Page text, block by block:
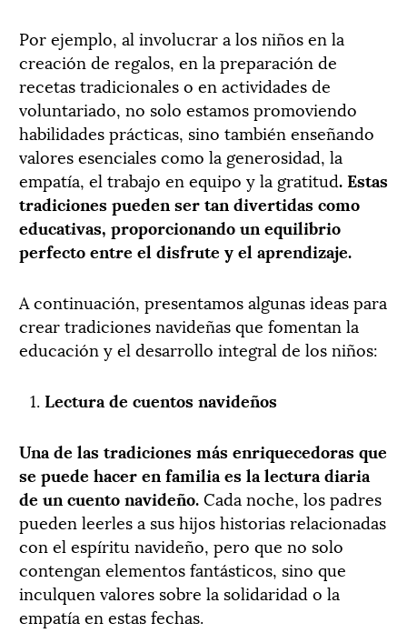
Por ejemplo, al involucrar a los niños en la
creación de regalos, en la preparación de
recetas tradicionales o en actividades de
voluntariado, no solo estamos promoviendo
habilidades prácticas, sino también enseñando
valores esenciales como la generosidad, la
empatía, el trabajo en equipo y la gratitud. Estas
tradiciones pueden ser tan divertidas como
educativas, proporcionando un equilibrio
perfecto entre el disfrute y el aprendizaje.
A continuación, presentamos algunas ideas para
crear tradiciones navideñas que fomentan la
educación y el desarrollo integral de los niños:
Lectura de cuentos navideños
Una de las tradiciones más enriquecedoras que
se puede hacer en familia es la lectura diaria
de un cuento navideño.Cada noche, los padres
pueden leerles a sus hijos historias relacionadas
con el espíritu navideño, pero que no solo
contengan elementos fantásticos, sino que
inculquen valores sobre la solidaridad o la
empatía en estas fechas.